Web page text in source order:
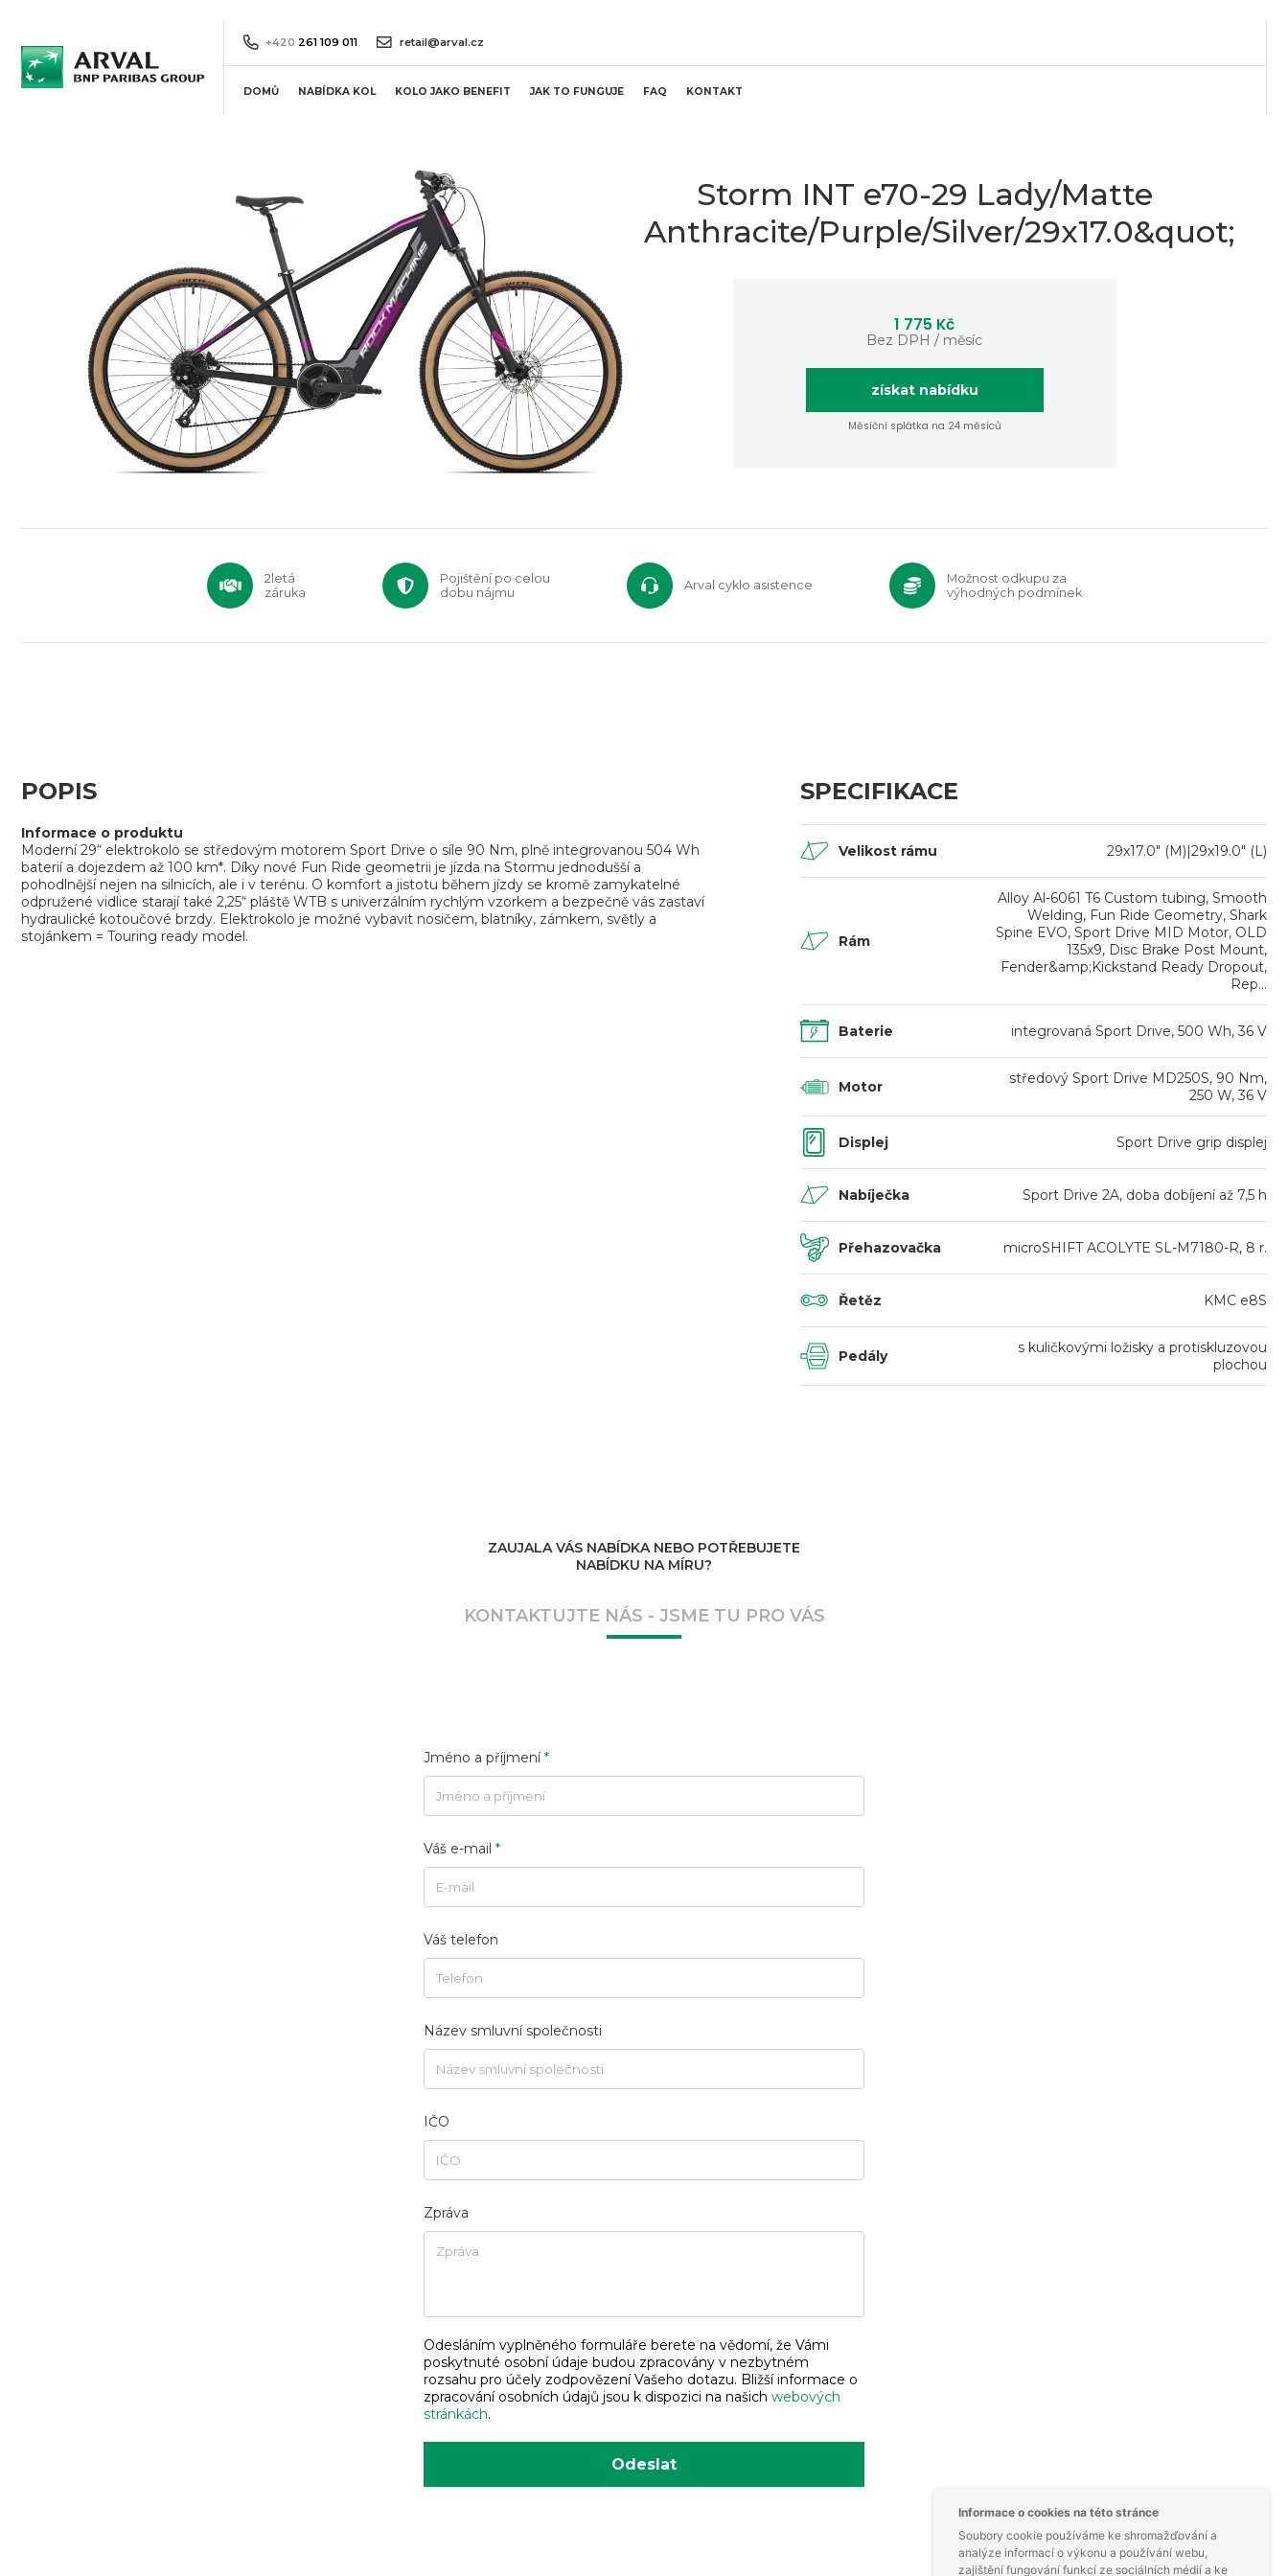
+420 261 109 011 retail@arval.cz
DOMŮ NABÍDKA KOL
Silniční elektrokola
Gravel a cyklokrosová
elektrokola
KOLO JAKO BENEFIT JAK TO FUNGUJE FAQ KONTAKT
Storm INT e70-29 Lady/Matte
Anthracite/Purple/Silver/29x17.0&quot;
1 775 Kč
Bez DPH / měsíc
získat nabídku
Měsíční splátka na 24 měsíců
2letá
záruka
Pojištění po celou
dobu nájmu
Arval cyklo asistence
Možnost odkupu za
výhodných podmínek
POPIS
Informace o produktu
Moderní 29“ elektrokolo se středovým motorem Sport Drive o síle 90 Nm, plně integrovanou 504 Wh
baterií a dojezdem až 100 km*. Díky nové Fun Ride geometrii je jízda na Stormu jednodušší a
pohodlnější nejen na silnicích, ale i v terénu. O komfort a jistotu během jízdy se kromě zamykatelné
odpružené vidlice starají také 2,25“ pláště WTB s univerzálním rychlým vzorkem a bezpečně vás zastaví
hydraulické kotoučové brzdy. Elektrokolo je možné vybavit nosičem, blatníky, zámkem, světly a
stojánkem = Touring ready model.
SPECIFIKACE
Velikost rámu 29x17.0" (M)|29x19.0" (L)
Rám
Alloy Al-6061 T6 Custom tubing, Smooth
Welding, Fun Ride Geometry, Shark
Spine EVO, Sport Drive MID Motor, OLD
135x9, Disc Brake Post Mount,
Fender&amp;Kickstand Ready Dropout,
Rep...
Baterie integrovaná Sport Drive, 500 Wh, 36 V
Motor
středový Sport Drive MD250S, 90 Nm,
250 W, 36 V
Displej Sport Drive grip displej
Nabíječka Sport Drive 2A, doba dobíjení až 7,5 h
Přehazovačka microSHIFT ACOLYTE SL-M7180-R, 8 r.
Řetěz KMC e8S
Pedály
s kuličkovými ložisky a protiskluzovou
plochou
ZAUJALA VÁS NABÍDKA NEBO POTŘEBUJETE
NABÍDKU NA MÍRU?
KONTAKTUJTE NÁS - JSME TU PRO VÁS
Jméno a příjmení*
Váš e-mail *
Váš telefon
Název smluvní společnosti
IČO
Zpráva
Odesláním vyplněného formuláře berete na vědomí, že Vámi
poskytnuté osobní údaje budou zpracovány v nezbytném
rozsahu pro účely zodpovězení Vašeho dotazu. Bližší informace o
zpracování osobních údajů jsou k dispozici na našich webových
stránkách.
Odeslat
Informace o cookies na této stránce
Soubory cookie používáme ke shromažďování a
analýze informací o výkonu a používání webu,
zajištění fungování funkcí ze sociálních médií a ke